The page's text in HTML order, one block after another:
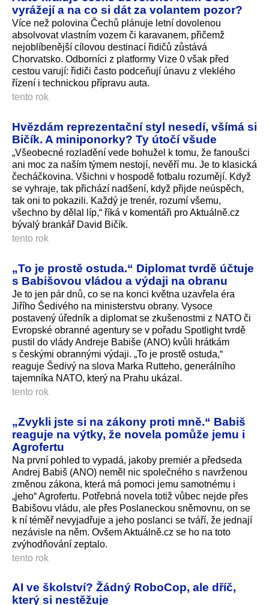
vyrážejí a na co si dát za volantem pozor?
Více než polovina Čechů plánuje letní dovolenou
absolvovat vlastním vozem či karavanem, přičemž
nejoblíbenější cílovou destinací řidičů zůstává
Chorvatsko. Odborníci z platformy Vize 0 však před
cestou varují: řidiči často podceňují únavu z vleklého
řízení i technickou přípravu auta.
tento rok
Hvězdám reprezentační styl nesedí, všímá si
Bičík. A miniponorky? Ty útočí všude
„Všeobecné rozladění vede bohužel k tomu, že fanoušci
ani moc za naším týmem nestojí, nevěří mu. Je to klasická
čecháčkovina. Všichni v hospodě fotbalu rozumějí. Když
se vyhraje, tak přichází nadšení, když přijde neúspěch,
tak oni to pokazili. Každý je trenér, rozumí všemu,
všechno by dělal líp,“ říká v komentáři pro Aktuálně.cz
bývalý brankář David Bičík.
tento rok
„To je prostě ostuda.“ Diplomat tvrdě účtuje
s Babišovou vládou a výdaji na obranu
Je to jen pár dnů, co se na konci května uzavřela éra
Jiřího Šedivého na ministerstvu obrany. Vysoce
postavený úředník a diplomat se zkušenostmi z NATO či
Evropské obranné agentury se v pořadu Spotlight tvrdě
pustil do vlády Andreje Babiše (ANO) kvůli hrátkám
s českými obrannými výdaji. „To je prostě ostuda,“
reaguje Šedivý na slova Marka Rutteho, generálního
tajemníka NATO, který na Prahu ukázal.
tento rok
„Zvykli jste si na zákony proti mně.“ Babiš
reaguje na výtky, že novela pomůže jemu i
Agrofertu
Na první pohled to vypadá, jakoby premiér a předseda
Andrej Babiš (ANO) neměl nic společného s navrženou
změnou zákona, která má pomoci jemu samotnému i
„jeho“ Agrofertu. Potřebná novela totiž vůbec nejde přes
Babišovu vládu, ale přes Poslaneckou sněmovnu, on se
k ní téměř nevyjadřuje a jeho poslanci se tváří, že jednají
nezávisle na něm. Ovšem Aktuálně.cz se ho na toto
zvýhodňování zeptalo.
tento rok
AI ve školství? Žádný RoboCop, ale dříč,
který si nestěžuje